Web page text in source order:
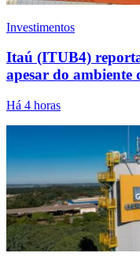
Investimentos
Itaú (ITUB4)
apesar do ambiente
Há 4 horas